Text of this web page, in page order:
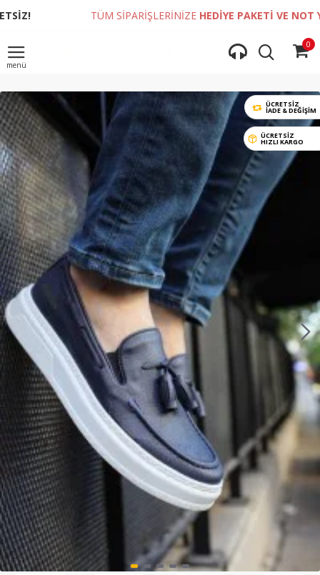
TÜM SİPARİŞLERİNİZEHEDİYE PAKETİ VE NOT
0
ÜCRETSİZ
İADE & DEĞIŞIM
ÜCRETSİZ
HIZLI KARGO